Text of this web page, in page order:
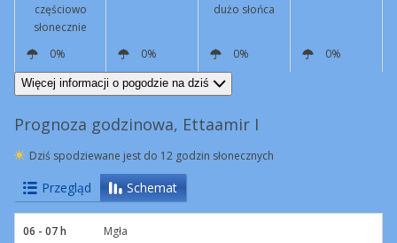
częściowo
słonecznie
dużo słońca
0% 0% 0%
0%
NE
6 km/h NE
15 km/h
Podmuchy
42 km/h
Więcej informacji o pogodzie na dziś
Prognoza godzinowa, Ettaamir I
Dziś spodziewane jest do 12 godzin słonecznych
Przegląd Schemat
06 - 07 h Mgła